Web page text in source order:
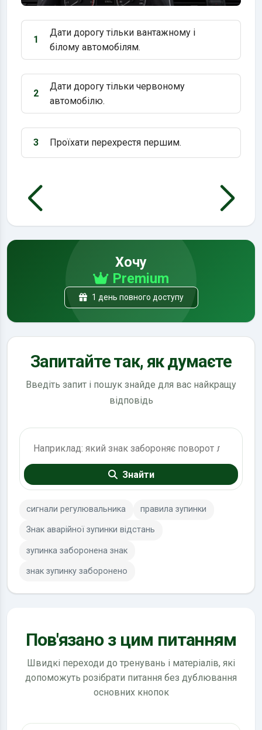
Варіант 1:
1
Дати дорогу тільки вантажному і
білому автомобілям.
Варіант 2:
2
Дати дорогу тільки червоному
автомобілю.
Варіант 3:
3 Проїхати перехрестя першим.
Хочу
Premium
1 день повного доступу
Запитайте так, як думаєте
Введіть запит і пошук знайде для вас найкращу
відповідь
Знайти
сигнали регулювальника правила зупинки
Знак аварійної зупинки відстань
зупинка заборонена знак
знак зупинку заборонено
Пов'язано з цим питанням
Швидкі переходи до тренувань і матеріалів, які
допоможуть розібрати питання без дублювання
основних кнопок